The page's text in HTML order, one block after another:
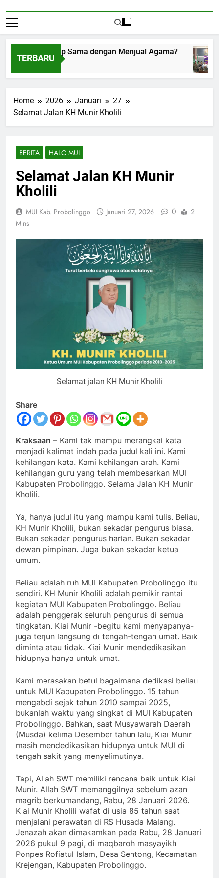
TERBARU
Amplop Sama dengan Menjual Agama?
1, 2026
Home 2026 Januari
27
Selamat Jalan KH Munir Kholili
BERITA HALO MUI
Selamat Jalan KH Munir
Kholili
MUI Kab. Probolinggo Januari 27, 2026 0
2
Mins
Selamat jalan KH Munir Kholili
Share
Kraksaan – Kami tak mampu merangkai kata
menjadi kalimat indah pada judul kali ini. Kami
kehilangan kata. Kami kehilangan arah. Kami
kehilangan guru yang telah membesarkan MUI
Kabupaten Probolinggo. Selama Jalan KH Munir
Kholili.
Ya, hanya judul itu yang mampu kami tulis. Beliau,
KH Munir Kholili, bukan sekadar pengurus biasa.
Bukan sekadar pengurus harian. Bukan sekadar
dewan pimpinan. Juga bukan sekadar ketua
umum.
Beliau adalah ruh MUI Kabupaten Probolinggo itu
sendiri. KH Munir Kholili adalah pemikir rantai
kegiatan MUI Kabupaten Probolinggo. Beliau
adalah penggerak seluruh pengurus di semua
tingkatan. Kiai Munir -begitu kami menyapanya-
juga terjun langsung di tengah-tengah umat. Baik
diminta atau tidak. Kiai Munir mendedikasikan
hidupnya hanya untuk umat.
Kami merasakan betul bagaimana dedikasi beliau
untuk MUI Kabupaten Probolinggo. 15 tahun
mengabdi sejak tahun 2010 sampai 2025,
bukanlah waktu yang singkat di MUI Kabupaten
Probolinggo. Bahkan, saat Musyawarah Daerah
(Musda) kelima Desember tahun lalu, Kiai Munir
masih mendedikasikan hidupnya untuk MUI di
tengah sakit yang menyelimutinya.
Tapi, Allah SWT memiliki rencana baik untuk Kiai
Munir. Allah SWT memanggilnya sebelum azan
magrib berkumandang, Rabu, 28 Januari 2026.
Kiai Munir Kholili wafat di usia 85 tahun saat
menjalani perawatan di RS Husada Malang.
Jenazah akan dimakamkan pada Rabu, 28 Januari
2026 pukul 9 pagi, di maqbaroh masyayikh
Ponpes Rofiatul Islam, Desa Sentong, Kecamatan
Krejengan, Kabupaten Probolinggo.